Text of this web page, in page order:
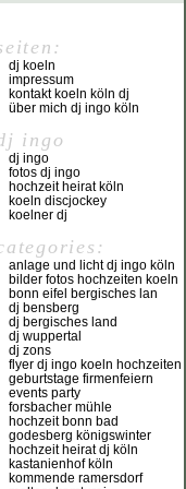
dj koeln
impressum
kontakt koeln köln dj
über mich dj ingo köln
ingo
dj ingo
fotos dj ingo
hochzeit heirat köln
koeln discjockey
koelner dj
anlage und licht dj ingo köln
bilder fotos hochzeiten koeln
bonn eifel bergisches lan
dj bensberg
dj bergisches land
dj wuppertal
dj zons
flyer dj ingo koeln hochzeiten
geburtstage firmenfeiern
events party
forsbacher mühle
hochzeit bonn bad
godesberg königswinter
hochzeit heirat dj köln
kastanienhof köln
kommende ramersdorf